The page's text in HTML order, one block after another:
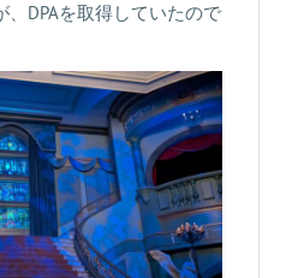
DPAを取得していたので